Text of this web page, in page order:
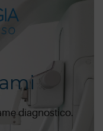
diagnostico.